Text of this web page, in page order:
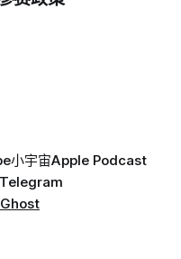
小宇宙Apple Podcast
Telegram
Ghost